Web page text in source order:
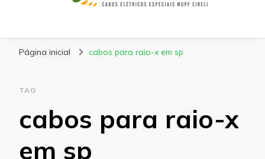
Página inicial cabos para raio-x em sp
TAG
cabos para raio-x
em sp